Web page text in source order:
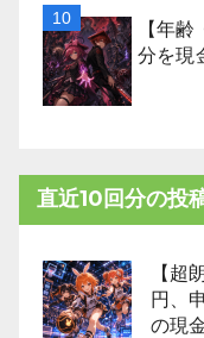
【年
分を現
直近10回分の投
【超
円、
の現